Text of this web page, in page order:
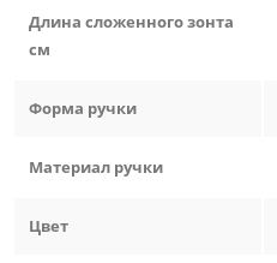
Длина сложенного зонта
см
Форма ручки
Материал ручки
Цвет